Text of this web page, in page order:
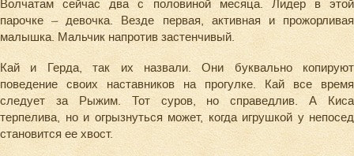
Волчатам сейчас два с половиной месяца. Лидер в этой
парочке – девочка. Везде первая, активная и прожорливая
малышка. Мальчик напротив застенчивый.
Кай и Герда, так их назвали. Они буквально копируют
поведение своих наставников на прогулке. Кай все время
следует за Рыжим. Тот суров, но справедлив. А Киса
терпелива, но и огрызнуться может, когда игрушкой у непосед
становится ее хвост.